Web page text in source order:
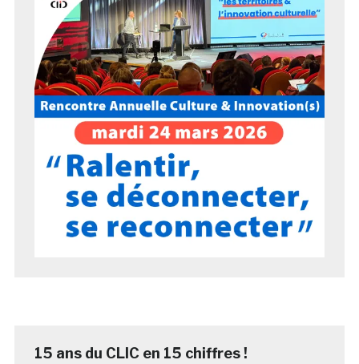
15 ans du CLIC en 15 chiffres !